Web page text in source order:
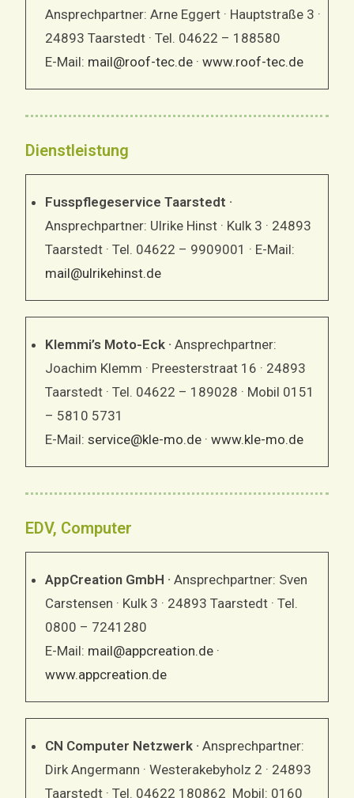
Ansprechpartner: Arne Eggert · Hauptstraße 3 ·
24893 Taarstedt · Tel. 04622 – 188580
E-Mail: mail@roof-tec.de ·www.roof-tec.de
Dienstleistung
Fusspflegeservice Taarstedt ·
Ansprechpartner: Ulrike Hinst · Kulk 3 · 24893
Taarstedt · Tel. 04622 – 9909001 · E-Mail:
mail@ulrikehinst.de
Klemmi’s Moto-Eck ·Ansprechpartner:
Joachim Klemm · Preesterstraat 16 · 24893
Taarstedt · Tel. 04622 – 189028 · Mobil 0151
– 5810 5731
E-Mail:service@kle-mo.de ·www.kle-mo.de
EDV, Computer
AppCreation GmbH ·Ansprechpartner: Sven
Carstensen · Kulk 3 · 24893 Taarstedt · Tel.
0800 – 7241280
E-Mail: mail@appcreation.de ·
www.appcreation.de
CN Computer Netzwerk ·Ansprechpartner:
Dirk Angermann · Westerakebyholz 2 · 24893
Taarstedt · Tel. 04622 180862 Mobil: 0160